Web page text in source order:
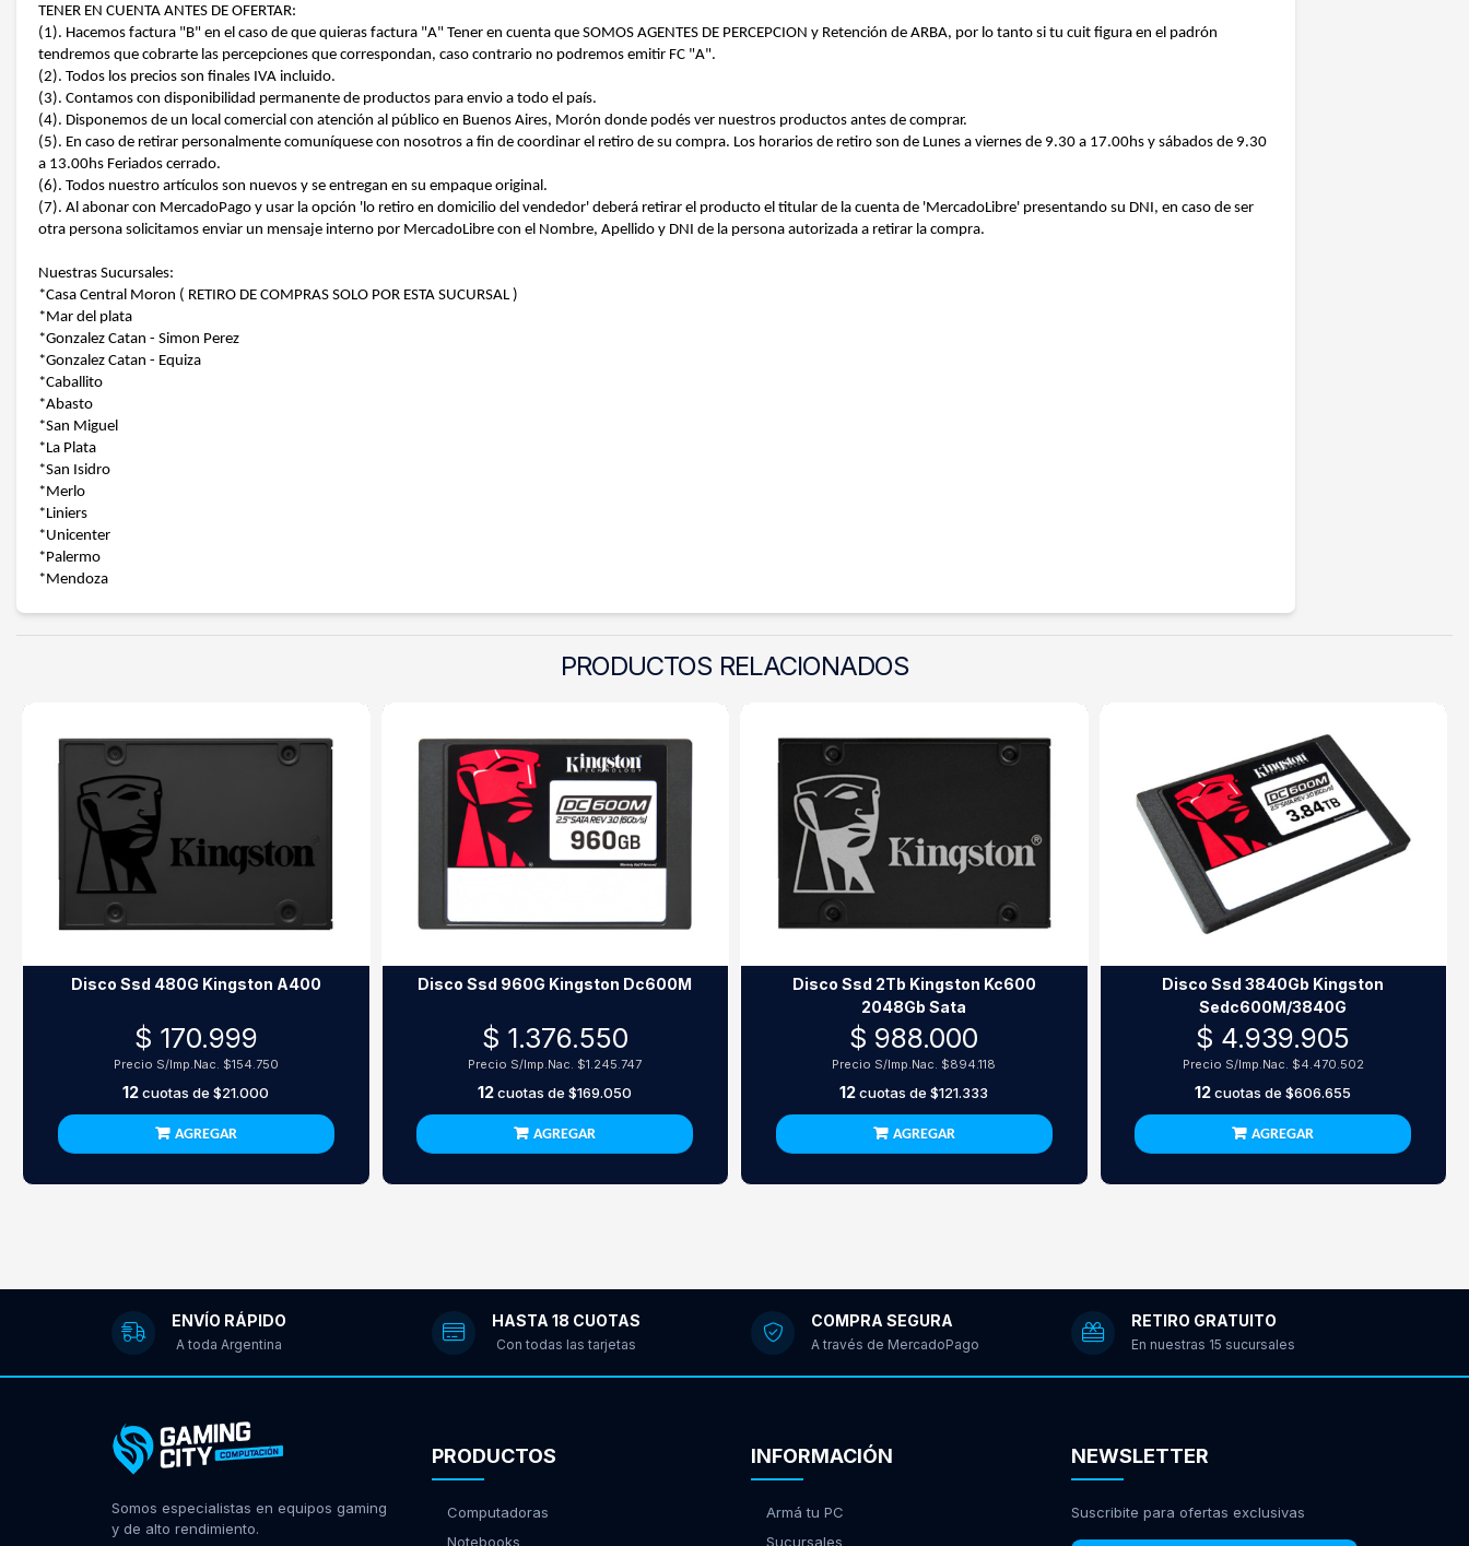
TENER EN CUENTA ANTES DE OFERTAR:
(1). Hacemos factura "B" en el caso de que quieras factura "A" Tener en cuenta que SOMOS AGENTES DE PERCEPCION y Retención de ARBA, por lo tanto si tu cuit figura en el padrón
tendremos que cobrarte las percepciones que correspondan, caso contrario no podremos emitir FC "A".
(2). Todos los precios son finales IVA incluido.
(3). Contamos con disponibilidad permanente de productos para envio a todo el país.
(4). Disponemos de un local comercial con atención al público en Buenos Aires, Morón donde podés ver nuestros productos antes de comprar.
(5). En caso de retirar personalmente comuníquese con nosotros a fin de coordinar el retiro de su compra. Los horarios de retiro son de Lunes a viernes de 9.30 a 17.00hs y sábados de 9.30
a 13.00hs Feriados cerrado.
(6). Todos nuestro artículos son nuevos y se entregan en su empaque original.
(7). Al abonar con MercadoPago y usar la opción 'lo retiro en domicilio del vendedor' deberá retirar el producto el titular de la cuenta de 'MercadoLibre' presentando su DNI, en caso de ser
otra persona solicitamos enviar un mensaje interno por MercadoLibre con el Nombre, Apellido y DNI de la persona autorizada a retirar la compra.
Nuestras Sucursales:
*Casa Central Moron ( RETIRO DE COMPRAS SOLO POR ESTA SUCURSAL )
*Mar del plata
*Gonzalez Catan - Simon Perez
*Gonzalez Catan - Equiza
*Caballito
*Abasto
*San Miguel
*La Plata
*San Isidro
*Merlo
*Liniers
*Unicenter
*Palermo
*Mendoza
PRODUCTOS RELACIONADOS
Disco Ssd 480G Kingston A400
$ 170.999
Precio S/Imp.Nac. $154.750
12cuotas de$21.000
AGREGAR
Disco Ssd 960G Kingston Dc600M
$ 1.376.550
Precio S/Imp.Nac. $1.245.747
12cuotas de$169.050
AGREGAR
Disco Ssd 2Tb Kingston Kc600
2048Gb Sata
$ 988.000
Precio S/Imp.Nac. $894.118
12cuotas de$121.333
AGREGAR
Disco Ssd 3840Gb Kingston
Sedc600M/3840G
$ 4.939.905
Precio S/Imp.Nac. $4.470.502
12cuotas de$606.655
AGREGAR
ENVÍO RÁPIDO
A toda Argentina
HASTA 18 CUOTAS
Con todas las tarjetas
COMPRA SEGURA
A través de MercadoPago
RETIRO GRATUITO
En nuestras 15 sucursales
Somos especialistas en equipos gaming
y de alto rendimiento.
PRODUCTOS
Computadoras
Notebooks
INFORMACIÓN
Armá tu PC
Sucursales
NEWSLETTER
Suscribite para ofertas exclusivas